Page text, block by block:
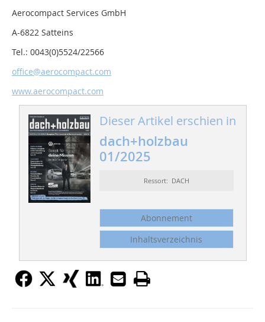
Aerocompact Services GmbH
A-6822 Satteins
Tel.: 0043(0)5524/22566
office@aerocompact.com
www.aerocompact.com
Dieser Artikel erschien in
dach+holzbau
01/2025
Ressort: DACH
Abonnement
Inhaltsverzeichnis